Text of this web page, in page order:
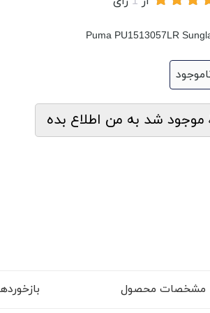
Puma PU1513057LR
موجود شد به من اطلاع بده
مشخصات محصول